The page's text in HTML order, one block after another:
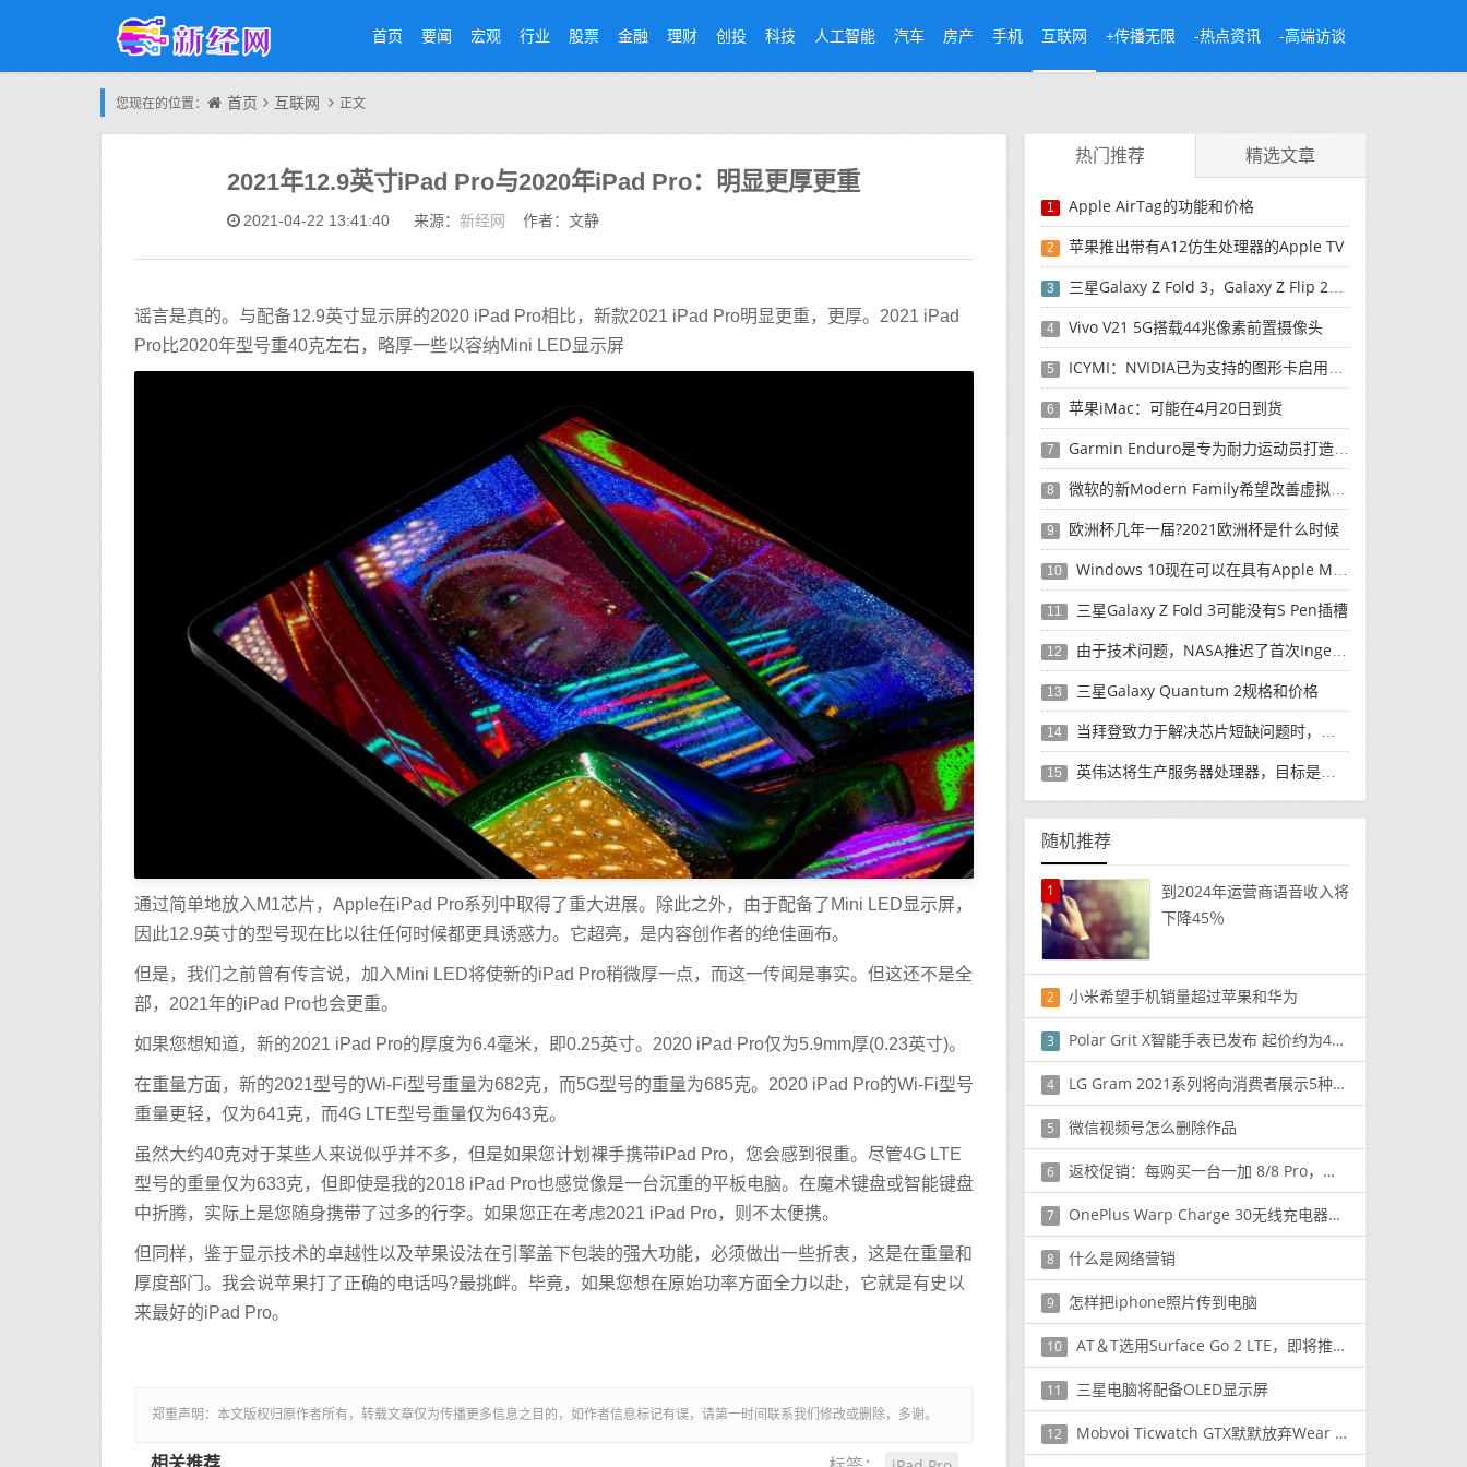
首页 要闻 宏观 行业 股票 金融 理财 创投 科技 人工智能 汽车 房产 手机 互联网 +传播无限 -热点资讯 -高端访谈
您现在的位置： 首页 互联网 正文
2021年12.9英寸iPad Pro与2020年iPad Pro：明显更厚更重
2021-04-22 13:41:40 来源： 新经网 作者：文静
谣言是真的。与配备12.9英寸显示屏的2020 iPad Pro相比，新款2021 iPad Pro明显更重，更厚。2021 iPad
Pro比2020年型号重40克左右，略厚一些以容纳Mini LED显示屏
通过简单地放入M1芯片，Apple在iPad Pro系列中取得了重大进展。除此之外，由于配备了Mini LED显示屏，
因此12.9英寸的型号现在比以往任何时候都更具诱惑力。它超亮，是内容创作者的绝佳画布。
但是，我们之前曾有传言说，加入Mini LED将使新的iPad Pro稍微厚一点，而这一传闻是事实。但这还不是全
部，2021年的iPad Pro也会更重。
如果您想知道，新的2021 iPad Pro的厚度为6.4毫米，即0.25英寸。2020 iPad Pro仅为5.9mm厚(0.23英寸)。
在重量方面，新的2021型号的Wi-Fi型号重量为682克，而5G型号的重量为685克。2020 iPad Pro的Wi-Fi型号
重量更轻，仅为641克，而4G LTE型号重量仅为643克。
虽然大约40克对于某些人来说似乎并不多，但是如果您计划裸手携带iPad Pro，您会感到很重。尽管4G LTE
型号的重量仅为633克，但即使是我的2018 iPad Pro也感觉像是一台沉重的平板电脑。在魔术键盘或智能键盘
中折腾，实际上是您随身携带了过多的行李。如果您正在考虑2021 iPad Pro，则不太便携。
但同样，鉴于显示技术的卓越性以及苹果设法在引擎盖下包装的强大功能，必须做出一些折衷，这是在重量和
厚度部门。我会说苹果打了正确的电话吗?最挑衅。毕竟，如果您想在原始功率方面全力以赴，它就是有史以
来最好的iPad Pro。
郑重声明：本文版权归原作者所有，转载文章仅为传播更多信息之目的，如作者信息标记有误，请第一时间联系我们修改或删除，多谢。
热门推荐 精选文章
1 Apple AirTag的功能和价格
2 苹果推出带有A12仿生处理器的Apple TV
3 三星Galaxy Z Fold 3，Galaxy Z Flip 2可能是首款防水可折叠智能手机
4 Vivo V21 5G搭载44兆像素前置摄像头
5 ICYMI：NVIDIA已为支持的图形卡启用了可调整大小的BAR和RTX语音
6 苹果iMac：可能在4月20日到货
7 Garmin Enduro是专为耐力运动员打造的太阳能充电智能手表
8 微软的新Modern Family希望改善虚拟会议体验
9 欧洲杯几年一届?2021欧洲杯是什么时候
10 Windows 10现在可以在具有Apple M1处理器的Mac上运行
11 三星Galaxy Z Fold 3可能没有S Pen插槽
12 由于技术问题，NASA推迟了首次Ingenuity飞行
13 三星Galaxy Quantum 2规格和价格
14 当拜登致力于解决芯片短缺问题时，英特尔承诺将为汽车制造商提供帮助
15 英伟达将生产服务器处理器，目标是英特尔
随机推荐
1
到2024年运营商语音收入将
下降45％
2 小米希望手机销量超过苹果和华为
3 Polar Grit X智能手表已发布 起价约为430美元
4 LG Gram 2021系列将向消费者展示5种不同的选择
5 微信视频号怎么删除作品
6 返校促销：每购买一台一加 8/8 Pro，即可免费获得一台一加 Buds
7 OnePlus Warp Charge 30无线充电器测试：速度有多快？可以为其他手机充电吗？
8 什么是网络营销
9 怎样把iphone照片传到电脑
10 AT＆T选用Surface Go 2 LTE，即将推出新的Surface Earbuds颜色
11 三星电脑将配备OLED显示屏
12 Mobvoi Ticwatch GTX默默放弃Wear OS以降低价格